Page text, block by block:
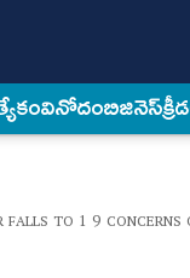
వినోదంబిజినెస్
TO 1 9